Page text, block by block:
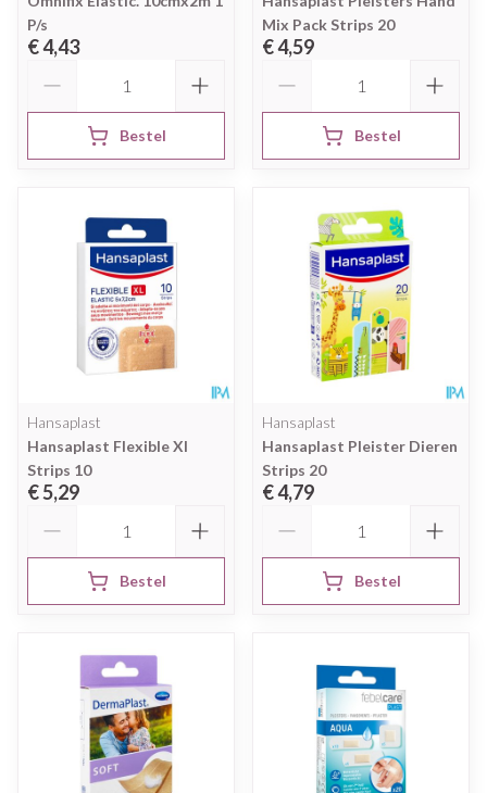
P/s
€ 4,43
Bestel
Mix Pack Strips 20
€ 4,59
Bestel
Hansaplast
Hansaplast Flexible Xl
Strips 10
€ 5,29
Bestel
Hansaplast
Hansaplast Pleister Dieren
Strips 20
€ 4,79
Bestel